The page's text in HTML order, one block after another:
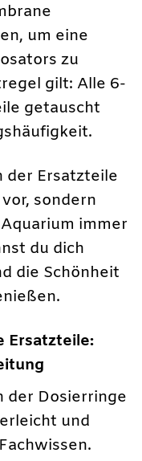
um eine
zu
gilt: Alle 6-
getauscht
der Ersatzteile
sondern
immer
du dich
die Schönheit
Ersatzteile:
der Dosierringe
und